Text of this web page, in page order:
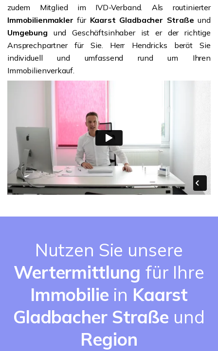
zudem Mitglied im IVD-Verband. Als routinierter
Immobilienmaklerfür Kaarst Gladbacher Straßeund
Umgebung und Geschäftsinhaber ist er der richtige
Ansprechpartner für Sie. Herr Hendricks berät Sie
individuell und umfassend rund um Ihren
Immobilienverkauf.
Nutzen Sie unsere
Wertermittlung für Ihre
Immobilie in Kaarst
Gladbacher Straße und
Region